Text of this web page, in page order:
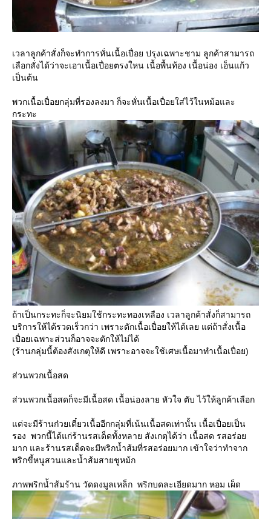
เวลาลูกค้าสั่งก็จะทำการหั่นเนื้อเปื่อย ปรุงเฉพาะชาม ลูกค้าสามารถ
เลือกสั่งได้ว่าจะเอาเนื้อเปื่อยตรงใหน เนื้อพื้นท้อง เนื้อน่อง เอ็นแก้ว
เป็นต้น
พวกเนื้อเปื่อยกลุ่มที่รองลงมา ก็จะหั่นเนื้อเปื่อยใส่ไว้ในหม้อและ
กระทะ
ถ้าเป็นกระทะก็จะนิยมใช้กระทะทองเหลือง เวลาลูกค้าสั่งก็สามารถ
บริการให้ได้รวดเร็วกว่า เพราะตักเนื้อเปื่อยให้ได้เลย แต่ถ้าสั่งเนื้อ
เปื่อยเฉพาะส่วนก็อาจจะตักให้ไม่ได้
(ร้านกลุ่มนี้ต้องสังเกตุให้ดี เพราะอาจจะใช้เศษเนื้อมาทำเนื้อเปื่อย)
ส่วนพวกเนื้อสด
ส่วนพวกเนื้อสดก็จะมีเนื้อสด เนื้อน่องลาย หัวใจ ตับ ไว้ให้ลูกค้าเลือก
ต่จะมีร้านก๋วยเตี๋ยวเนื้ออีกกลุ่มที่เน้นเนื้อสดเท่านั้น เนื้อเปื่อยเป็น
รอง พวกนี้ได้แก่ร้านรสเด็ดทั้งหลาย สังเกตุได้ว่า เนื้อสด รสอร่อ
มาก และร้านรสเด็ดจะมีพริกน้ำส้มที่รสอร่อยมาก เข้าใจว่าทำจาก
พริกขี้หนูสวนและน้ำส้มสายชูหม้ก
ภาพพริกน้ำส้มร้าน วัดดงมูลเหล็ก พริกบดละเอียดมาก หอม เผ็ด